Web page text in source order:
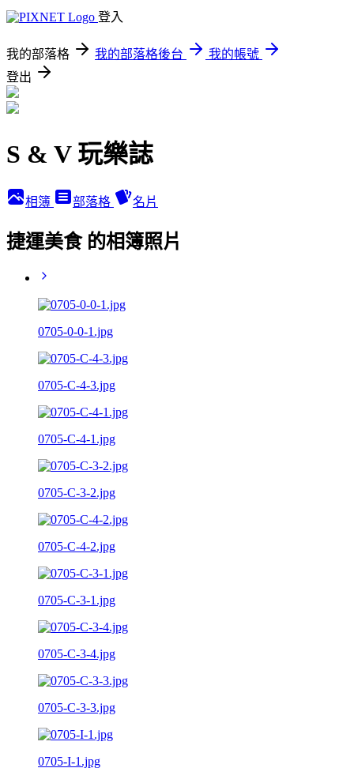
登入
我的部落格 我的部落格後台
我的帳號
登出
S & V 玩樂誌
相簿 部落格 名片
捷運美食 的相簿照片
0705-0-0-1.jpg
0705-C-4-3.jpg
0705-C-4-1.jpg
0705-C-3-2.jpg
0705-C-4-2.jpg
0705-C-3-1.jpg
0705-C-3-4.jpg
0705-C-3-3.jpg
0705-I-1.jpg